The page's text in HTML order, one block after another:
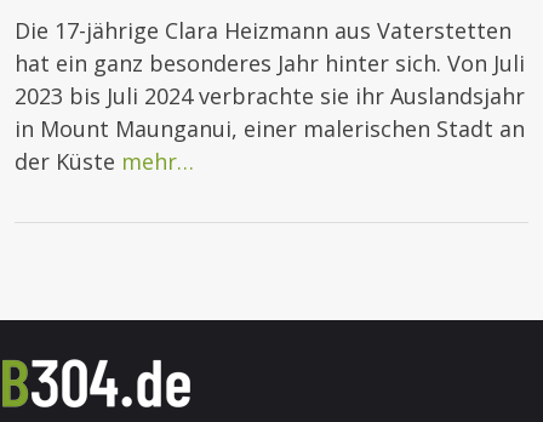
Die 17-jährige Clara Heizmann aus Vaterstetten
hat ein ganz besonderes Jahr hinter sich. Von Juli
2023 bis Juli 2024 verbrachte sie ihr Auslandsjahr
in Mount Maunganui, einer malerischen Stadt an
der Küste mehr…